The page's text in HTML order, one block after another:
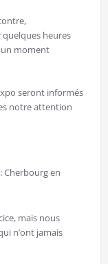
quelques heures
moment
seront informés
notre attention
Cherbourg en
mais nous
n’ont jamais